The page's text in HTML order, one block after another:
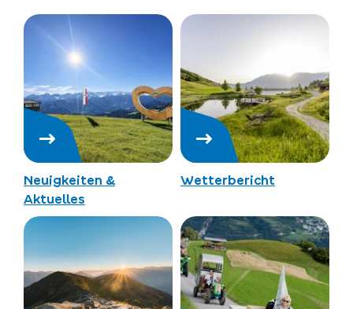
Neuigkeiten &
Aktuelles
Wetterbericht